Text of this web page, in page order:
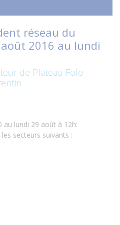
réseau du
2016 au lundi
de Plateau Fofo -
au lundi 29 août à 12h:
secteurs suivants :